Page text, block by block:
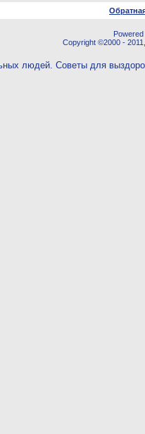
Copyright ©2000 -
людей. Советы для